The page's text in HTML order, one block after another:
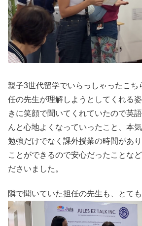
親子3世代留学でいらっしゃったこち
任の先生が理解しようとしてくれる
きに笑顔で聞いてくれていたので英
んと心地よくなっていったこと、本
勉強だけでなく課外授業の時間があ
ことができるので安心だったことな
ださいました。
隣で聞いていた担任の先生も、とて